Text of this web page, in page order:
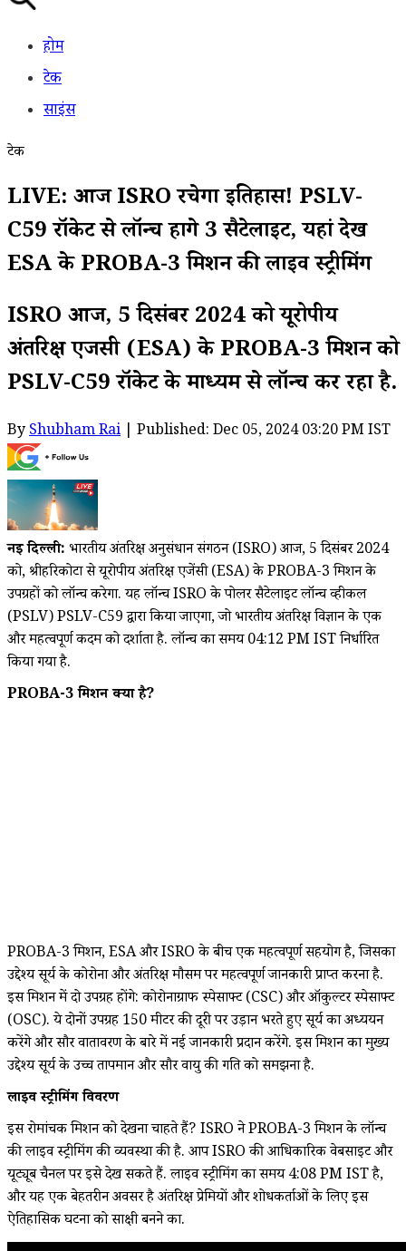
होम
टेक
साइंस
टेक
LIVE: आज ISRO रचेगा इतिहास! PSLV-
C59 रॉकेट से लॉन्च होंगे 3 सैटेलाइट, यहां देखें
ESA के PROBA-3 मिशन की लाइव स्ट्रीमिंग
ISRO आज, 5 दिसंबर 2024 को यूरोपीय
अंतरिक्ष एजेंसी (ESA) के PROBA-3 मिशन को
PSLV-C59 रॉकेट के माध्यम से लॉन्च कर रहा है.
ByShubham Rai | Published: Dec 05, 2024 03:20 PM IST
नई दिल्ली: भारतीय अंतरिक्ष अनुसंधान संगठन (ISRO) आज, 5 दिसंबर 2024
को, श्रीहरिकोटा से यूरोपीय अंतरिक्ष एजेंसी (ESA) के PROBA-3 मिशन के
उपग्रहों को लॉन्च करेगा. यह लॉन्च ISRO के पोलर सैटेलाइट लॉन्च व्हीकल
(PSLV) PSLV-C59 द्वारा किया जाएगा, जो भारतीय अंतरिक्ष विज्ञान के एक
और महत्वपूर्ण कदम को दर्शाता है. लॉन्च का समय 04:12 PM IST निर्धारित
किया गया है.
PROBA-3 मिशन क्या है?
PROBA-3 मिशन, ESA और ISRO के बीच एक महत्वपूर्ण सहयोग है, जिसका
उद्देश्य सूर्य के कोरोना और अंतरिक्ष मौसम पर महत्वपूर्ण जानकारी प्राप्त करना है.
इस मिशन में दो उपग्रह होंगे: कोरोनाग्राफ स्पेसक्राफ्ट (CSC) और ऑकुल्टर स्पेसक्राफ्ट
(OSC). ये दोनों उपग्रह 150 मीटर की दूरी पर उड़ान भरते हुए सूर्य का अध्ययन
करेंगे और सौर वातावरण के बारे में नई जानकारी प्रदान करेंगे. इस मिशन का मुख्य
उद्देश्य सूर्य के उच्च तापमान और सौर वायु की गति को समझना है.
लाइव स्ट्रीमिंग विवरण
इस रोमांचक मिशन को देखना चाहते हैं? ISRO ने PROBA-3 मिशन के लॉन्च
की लाइव स्ट्रीमिंग की व्यवस्था की है. आप ISRO की आधिकारिक वेबसाइट और
यूट्यूब चैनल पर इसे देख सकते हैं. लाइव स्ट्रीमिंग का समय 4:08 PM IST है,
और यह एक बेहतरीन अवसर है अंतरिक्ष प्रेमियों और शोधकर्ताओं के लिए इस
ऐतिहासिक घटना को साक्षी बनने का.